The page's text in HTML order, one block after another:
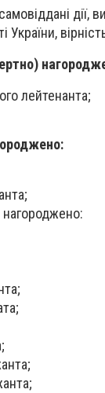
дії,
лейтенанта;
нагороджено: